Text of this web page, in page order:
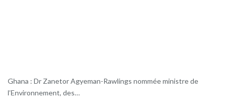
Ghana : Dr Zanetor Agyeman-Rawlings nommée ministre de
l’Environnement, des…